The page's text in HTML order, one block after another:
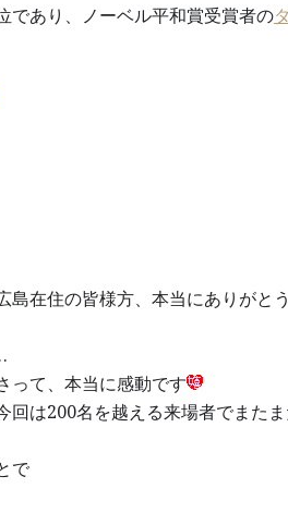
であり、ノーベル平和賞受賞者の
島在住の皆様方、本当にありがと
って、本当に感動です
は200名を越える来場者でまたま
で